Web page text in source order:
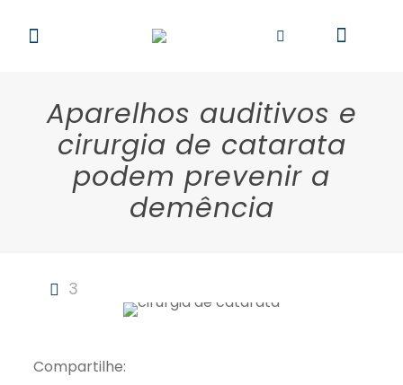
Aparelhos auditivos e
cirurgia de catarata
podem prevenir a
demência
3
Compartilhe: